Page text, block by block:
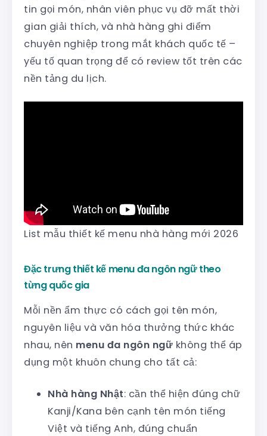
tin gọi món, nhân viên phục vụ đỡ mất thời
gian giải thích, và nhà hàng ghi điểm
chuyên nghiệp trong mắt khách quốc tế –
yếu tố quan trọng để có review tốt trên các
nền tảng du lịch.
List mẫu thiết kế menu nhà hàng mới 2026
Đặc trưng thiết kế menu đa ngôn ngữ theo
từng quốc gia
Mỗi nền ẩm thực có cách gọi tên món,
nguyên liệu và văn hóa thưởng thức khác
nhau, nên menu đa ngôn ngữ không thể áp
dụng một khuôn chung cho tất cả:
Nhà hàng Nhật: cần thể hiện đúng chữ
Kanji/Kana bên cạnh tên món tiếng
Việt và tiếng Anh, đúng chuẩn